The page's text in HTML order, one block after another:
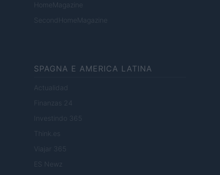
HomeMagazine
SecondHomeMagazine
SPAGNA E AMERICA LATINA
Actualidad
Finanzas 24
Investindo 365
Think.es
Viajar 365
ES Newz